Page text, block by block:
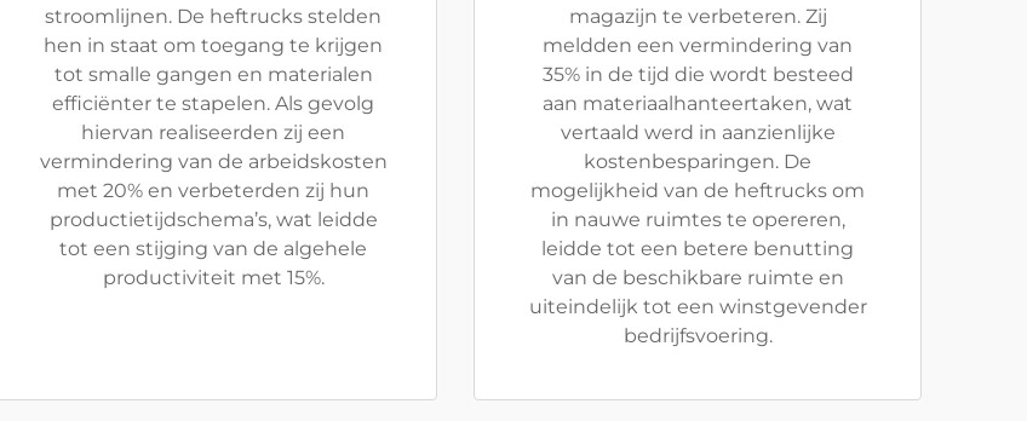
stroomlijnen. De heftrucks stelden
hen in staat om toegang te krijgen
tot smalle gangen en materialen
efficiënter te stapelen. Als gevolg
hiervan realiseerden zij een
vermindering van de arbeidskosten
met 20% en verbeterden zij hun
productietijdschema’s, wat leidde
tot een stijging van de algehele
productiviteit met 15%.
magazijn te verbeteren. Zij
meldden een vermindering van
35% in de tijd die wordt besteed
aan materiaalhanteertaken, wat
vertaald werd in aanzienlijke
kostenbesparingen. De
mogelijkheid van de heftrucks om
in nauwe ruimtes te opereren,
leidde tot een betere benutting
van de beschikbare ruimte en
uiteindelijk tot een winstgevender
bedrijfsvoering.